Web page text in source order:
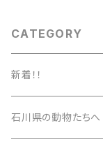
CATEGORY
新着！！
石川県の動物たちへ